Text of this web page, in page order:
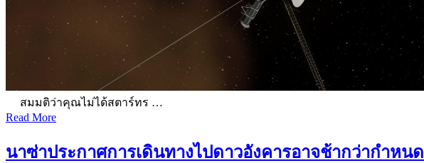
สมมติว่าคุณไม่ได้สตาร์ทร …
Read More
นาซ่าประกาศการเดินทางไปดาวอังคารอาจช้ากว่ากำหนด